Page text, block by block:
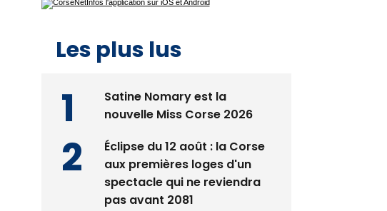
Les plus lus
Satine Nomary est la
nouvelle Miss Corse 2026
Éclipse du 12 août : la Corse
aux premières loges d'un
spectacle qui ne reviendra
pas avant 2081